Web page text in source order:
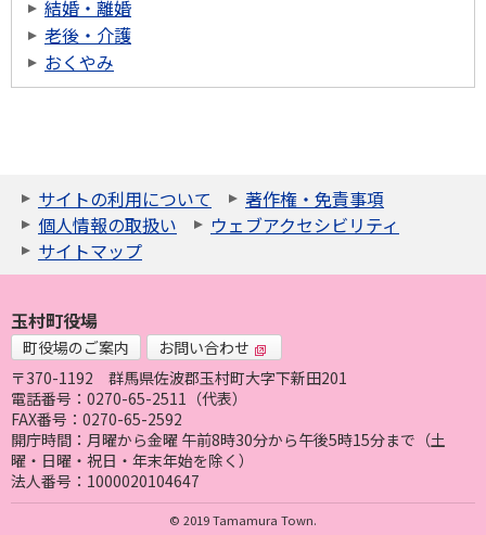
結婚・離婚
老後・介護
おくやみ
サイトの利用について
著作権・免責事項
個人情報の取扱い
ウェブアクセシビリティ
サイトマップ
玉村町役場
町役場のご案内
お問い合わせ
〒370-1192
群馬県佐波郡玉村町大字下新田201
電話番号：0270-65-2511（代表）
FAX番号：0270-65-2592
開庁時間：月曜から金曜 午前8時30分から午後5時15分まで（土
曜・日曜・祝日・年末年始を除く）
法人番号：1000020104647
© 2019 Tamamura Town.